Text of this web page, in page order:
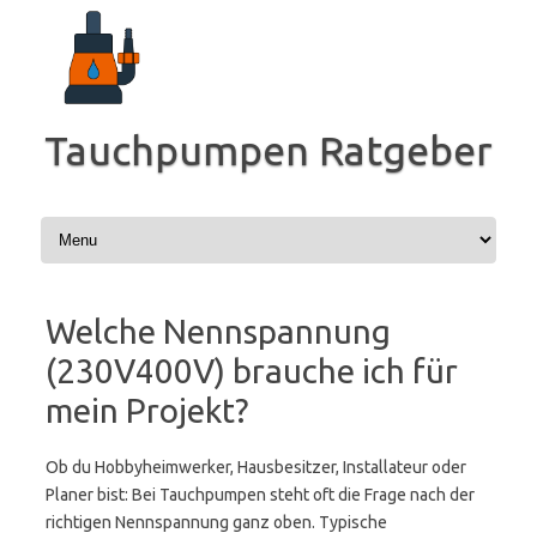
springen
Tauchpumpen Ratgeber
Welche Nennspannung
(230V400V) brauche ich für
mein Projekt?
Ob du Hobbyheimwerker, Hausbesitzer, Installateur oder
Planer bist: Bei Tauchpumpen steht oft die Frage nach der
richtigen Nennspannung ganz oben. Typische